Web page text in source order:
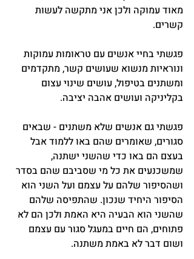
מאוד עמוקה ולכן אני מתקשה לעשות
קשרים.
פגשתי בחיי אנשים עם טראומות עמוקות
ונוראיות מנשוא שעושים קשר, מתקדמים
ומשתנים בטיפול, עושים שינוי עצום
בקליניקה ועושים אהבה יציבה.
פגשתי גם אנשים שלא משתנים - שבאים
סגורים, שאומרים שהם באו ללמוד אבל
בעצם הם באו כדי שהשני ישתנה,
שמשכנעים את כל מי שסביבם שהם בסדר
ושהסיפור שלהם על עצמם ועל השני הוא
הסיפור היחיד שנכון. שהתפיסה שלהם
שהשני הוא הבעיה היא האמת ולכן הם לא
פתוחים, הם חיים במעגל סגור עם עצמם
ושום דבר לא באמת משתנה.